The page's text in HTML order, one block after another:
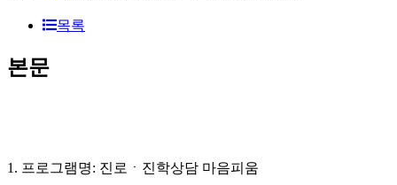
목록
본문
1. 프로그램명: 진로ㆍ진학상담 마음피움